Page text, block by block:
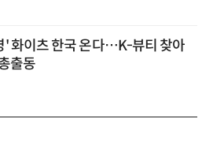
' 화이츠 한국 온다…K-뷰티 찾아
출동